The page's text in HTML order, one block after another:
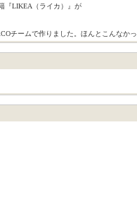
『LIKEA（ライカ）』が
チームで作りました。ほんとこんなか